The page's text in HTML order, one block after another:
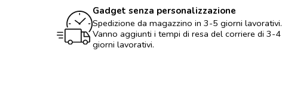
personalizzato
con
LOGO
quantità
Gadget senza personalizzazione
Spedizione da magazzino in 3-5 giorni lavorativi.
Vanno aggiunti i tempi di resa del corriere di 3-4
giorni lavorativi.